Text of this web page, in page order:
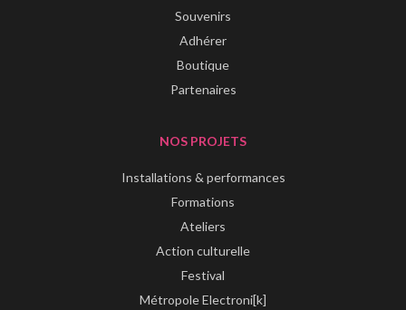
Souvenirs
Adhérer
Boutique
Partenaires
NOS PROJETS
Installations & performances
Formations
Ateliers
Action culturelle
Festival
Métropole Electroni[k]